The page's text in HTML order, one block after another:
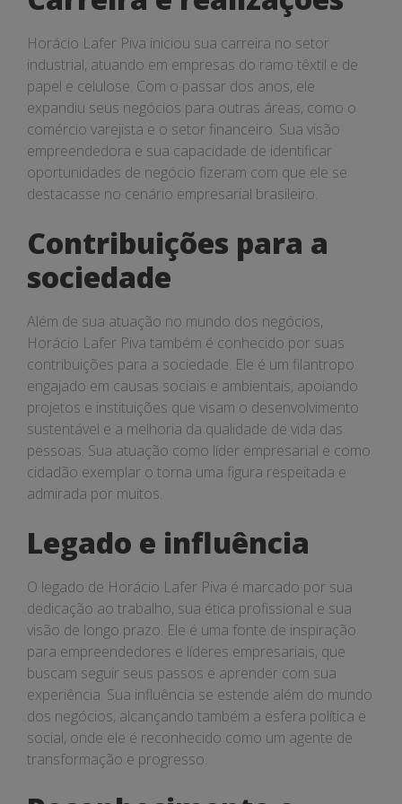
Horácio Lafer Piva iniciou sua carreira no setor
industrial, atuando em empresas do ramo têxtil e de
papel e celulose. Com o passar dos anos, ele
expandiu seus negócios para outras áreas, como o
comércio varejista e o setor financeiro. Sua visão
empreendedora e sua capacidade de identificar
oportunidades de negócio fizeram com que ele se
destacasse no cenário empresarial brasileiro.
Contribuições para a
sociedade
Além de sua atuação no mundo dos negócios,
Horácio Lafer Piva também é conhecido por suas
contribuições para a sociedade. Ele é um filantropo
engajado em causas sociais e ambientais, apoiando
projetos e instituições que visam o desenvolvimento
sustentável e a melhoria da qualidade de vida das
pessoas. Sua atuação como líder empresarial e como
cidadão exemplar o torna uma figura respeitada e
admirada por muitos.
Legado e influência
O legado de Horácio Lafer Piva é marcado por sua
dedicação ao trabalho, sua ética profissional e sua
visão de longo prazo. Ele é uma fonte de inspiração
para empreendedores e líderes empresariais, que
buscam seguir seus passos e aprender com sua
experiência. Sua influência se estende além do mundo
dos negócios, alcançando também a esfera política e
social, onde ele é reconhecido como um agente de
transformação e progresso.